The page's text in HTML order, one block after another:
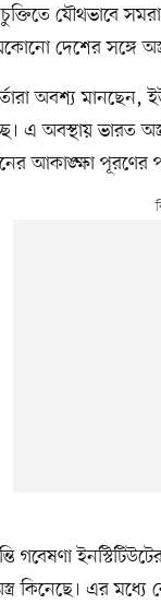
যৌথভাবে
দেশের সঙ্গে
অবশ্য মানছেন,
এ অবস্থায় ভারত
আকাঙ্ক্ষা পূরণের
গবেষণা
কিনেছে। এর